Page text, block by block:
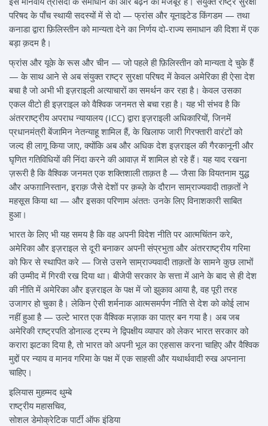
परिषद के पाँच स्थायी सदस्यों में से दो — फ्रांस और यूनाइटेड किंगडम — तथा
कनाडा द्वारा फ़िलिस्तीन को मान्यता देने का निर्णय दो-राज्य समाधान की दिशा में एक
बड़ा क़दम है।
फ्रांस और यूके के रूस और चीन — जो पहले ही फ़िलिस्तीन को मान्यता दे चुके हैं
— के साथ आने से अब संयुक्त राष्ट्र सुरक्षा परिषद में केवल अमेरिका ही ऐसा देश
बचा है जो अभी भी इज़राइली अत्याचारों का समर्थन कर रहा है। केवल उसका
एकल वीटो ही इज़राइल को वैश्विक जनमत से बचा रहा है। यह भी संभव है कि
अंतरराष्ट्रीय अपराध न्यायालय (ICC) द्वारा इज़राइली अधिकारियों, जिनमें
प्रधानमंत्री बेंजामिन नेतन्याहू शामिल हैं, के खिलाफ जारी गिरफ्तारी वारंटों को
जल्द ही लागू किया जाए, क्योंकि अब और अधिक देश इज़राइल की गैरकानूनी और
घृणित गतिविधियों की निंदा करने की आवाज़ में शामिल हो रहे हैं। यह याद रखना
ज़रूरी है कि वैश्विक जनमत एक शक्तिशाली ताक़त है — जैसा कि वियतनाम युद्ध
और अफग़ानिस्तान, इराक़ जैसे देशों पर क़ब्ज़े के दौरान साम्राज्यवादी ताक़तों ने
महसूस किया था — और इसका परिणाम अंततः उनके लिए विनाशकारी साबित
हुआ।
भारत के लिए भी यह समय है कि वह अपनी विदेश नीति पर आत्मचिंतन करे,
अमेरिका और इज़राइल से दूरी बनाकर अपनी संप्रभुता और अंतरराष्ट्रीय गरिमा
को फिर से स्थापित करे — जिसे उसने साम्राज्यवादी ताक़तों के सामने कुछ लाभों
की उम्मीद में गिरवी रख दिया था। बीजेपी सरकार के सत्ता में आने के बाद से ही देश
की नीति में अमेरिका और इज़राइल के पक्ष में जो झुकाव आया है, वह पूरी तरह
उजागर हो चुका है। लेकिन ऐसी शर्मनाक आत्मसमर्पण नीति से देश को कोई लाभ
नहीं हुआ है — उल्टे भारत एक वैश्विक मज़ाक का पात्र बन गया है। अब जब
अमेरिकी राष्ट्रपति डोनाल्ड ट्रम्प ने द्विपक्षीय व्यापार को लेकर भारत सरकार को
करारा झटका दिया है, तो भारत को अपनी भूल का एहसास करना चाहिए और वैश्विक
मुद्दों पर न्याय व मानव गरिमा के पक्ष में एक साहसी और यथार्थवादी रुख अपनाना
चाहिए।
इलियास मुहम्मद थुम्बे
राष्ट्रीय महासचिव,
सोशल डेमोक्रेटिक पार्टी ऑफ इंडिया